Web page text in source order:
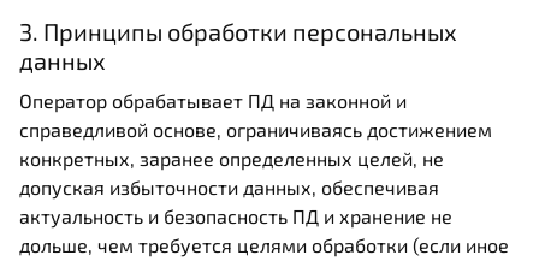
3. Принципы обработки персональных
данных
Оператор обрабатывает ПД на законной и
справедливой основе, ограничиваясь достижением
конкретных, заранее определенных целей, не
допуская избыточности данных, обеспечивая
актуальность и безопасность ПД и хранение не
дольше, чем требуется целями обработки (если иное